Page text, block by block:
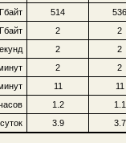
514
536
2
2
2
2
2
2
11
11
1.2
1.1
3.9 3.7